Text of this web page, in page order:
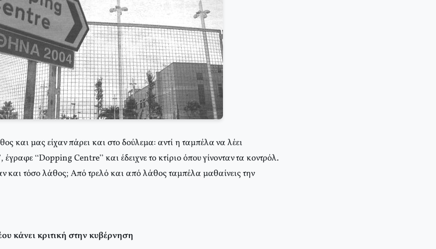
και μας είχαν πάρει και στο δούλεμα: αντί η ταμπέλα να λέει
“Dopping Centre” και έδειχνε το κτίριο όπου γίνονταν τα κοντρόλ.
και τόσο λάθος; Από τρελό και από λάθος ταμπέλα μαθαίνεις την
κάνει κριτική στην κυβέρνηση